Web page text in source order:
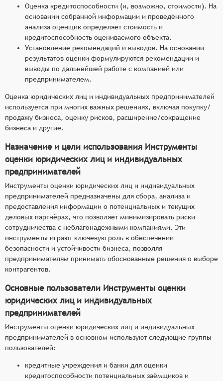
Оценка кредитоспособности (и, возможно, стоимости). На
основании собранной информации и проведённого
анализа оценщик определяет стоимость и
кредитоспособность оцениваемого объекта.
Установление рекомендаций и выводов. На основании
результатов оценки формулируются рекомендации и
выводы по дальнейшей работе с компанией или
предпринимателем.
Оценка юридических лиц и индивидуальных предпринимателей
используется при многих важных решениях, включая покупку/
продажу бизнеса, оценку рисков, расширение/сокращение
бизнеса и другие.
Назначение и цели использования Инструменты
оценки юридических лиц и индивидуальных
предпринимателей
Инструменты оценки юридических лиц и индивидуальных
предпринимателей предназначены для сбора, анализа и
предоставления информации о потенциальных и текущих
деловых партнёрах, что позволяет минимизировать риски
сотрудничества с неблагонадёжными компаниями. Эти
инструменты играют ключевую роль в обеспечении
безопасности и устойчивости бизнеса, позволяя
предпринимателям принимать обоснованные решения о выборе
контрагентов.
Основные пользователи Инструменты оценки
юридических лиц и индивидуальных
предпринимателей
Инструменты оценки юридических лиц и индивидуальных
предпринимателей в основном используют следующие группы
пользователей:
кредитные учреждения и банки для оценки
кредитоспособности потенциальных заёмщиков и